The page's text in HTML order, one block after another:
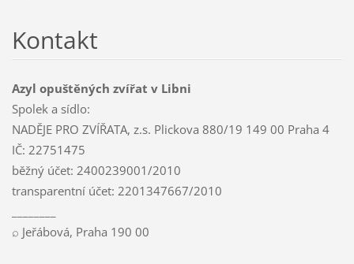
Kontakt
Azyl opuštěných zvířat v Libni
Spolek a sídlo:
NADĚJE PRO ZVÍŘATA, z.s. Plickova 880/19 149 00 Praha 4
IČ: 22751475
běžný účet: 2400239001/2010
transparentní účet: 2201347667/2010
⌕ Jeřábová, Praha 190 00